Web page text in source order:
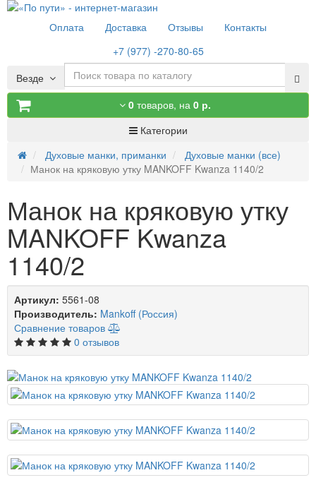
Оплата Доставка Отзывы
Контакты
+7 (977) -270-80-65
Везде
0 товаров, на 0 р.
Категории
Духовые манки, приманки
Духовые манки (все)
Манок на кряковую утку MANKOFF Kwanza 1140/2
Манок на кряковую утку
MANKOFF Kwanza
1140/2
Артикул: 5561-08
Производитель: Mankoff (Россия)
Сравнение товаров
0 отзывов